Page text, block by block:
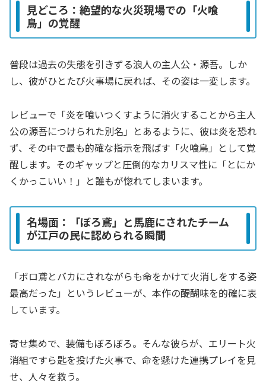
見どころ：絶望的な火災現場での「火喰
鳥」の覚醒
普段は過去の失態を引きずる浪人の主人公・源吾。しか
し、彼がひとたび火事場に戻れば、その姿は一変します。
レビューで「炎を喰いつくすように消火することから主人
公の源吾につけられた別名」とあるように、彼は炎を恐れ
ず、その中で最も的確な指示を飛ばす「火喰鳥」として覚
醒します。そのギャップと圧倒的なカリスマ性に「とにか
くかっこいい！」と誰もが惚れてしまいます。
名場面：「ぼろ鳶」と馬鹿にされたチーム
が江戸の民に認められる瞬間
「ボロ鳶とバカにされながらも命をかけて火消しをする姿
最高だった」というレビューが、本作の醍醐味を的確に表
しています。
寄せ集めで、装備もぼろぼろ。そんな彼らが、エリート火
消組ですら匙を投げた火事で、命を懸けた連携プレイを見
せ、人々を救う。